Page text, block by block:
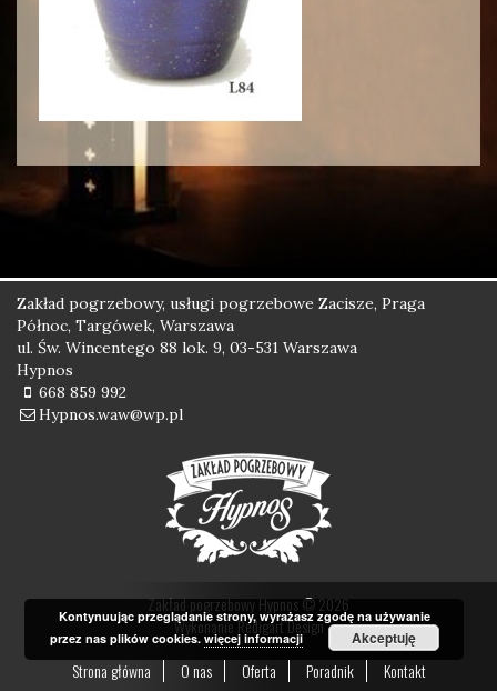
Zakład pogrzebowy, usługi pogrzebowe Zacisze, Praga
Północ, Targówek, Warszawa
ul. Św. Wincentego 88 lok. 9, 03-531 Warszawa
Hypnos
668 859 992
Hypnos.waw@wp.pl
Zakład pogrzebowy Hypnos © 2026
WykonanieRedigart Design
Strona główna
O nas Oferta Poradnik Kontakt
Kontynuując przeglądanie strony, wyrażasz zgodę na używanie
przez nas plików cookies.więcej informacji Akceptuję